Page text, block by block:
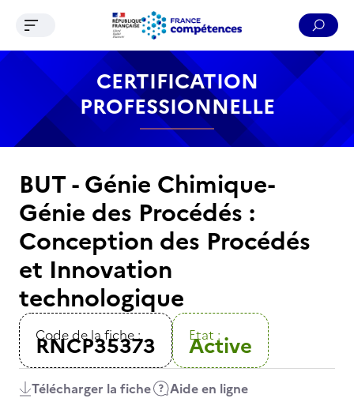
Contenu Recherche Menu Pied de page
Ouvrir le menu de navigation
CERTIFICATION
PROFESSIONNELLE
BUT - Génie Chimique-
Génie des Procédés :
Conception des Procédés
et Innovation
technologique
Code de la fiche :
RNCP35373 Etat :
Active
Télécharger la fiche Aide en ligne